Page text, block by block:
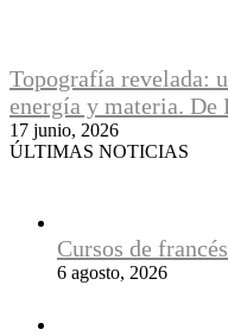
Topografía revelada:
energía y materia. De
17 junio, 2026
ÚLTIMAS NOTICIAS
Cursos de
6 agosto, 2026